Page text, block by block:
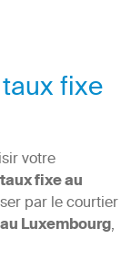
fixe
votre
fixe au
par le courtier
Luxembourg,